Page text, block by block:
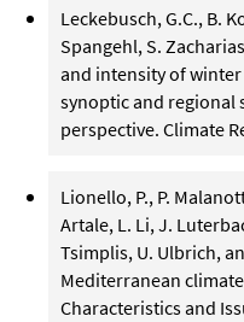
Leckebusch, G.C., B.
Spangehl, S.
and intensity of
synoptic and regional
perspective. Climate
Lionello, P., P.
Artale, L. Li, J.
Tsimplis, U. Ulbrich,
Mediterranean
Characteristics and